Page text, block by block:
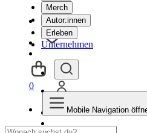
Merch
Autor:innen
Erleben
Unternehmen
0
Mobile Navigation